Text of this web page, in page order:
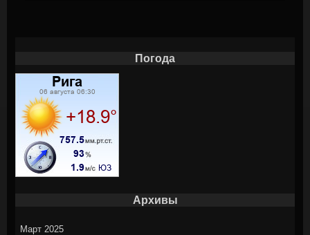
Погода
Архивы
Март 2025